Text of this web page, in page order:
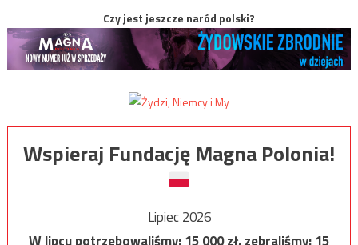
Czy jest jeszcze naród polski?
Wspieraj Fundację Magna Polonia!
Lipiec 2026